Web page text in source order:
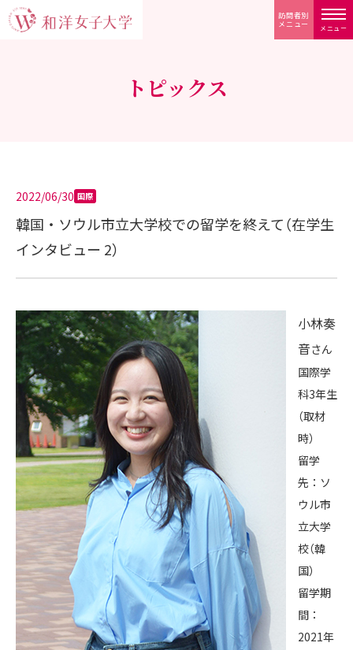
メニュー
訪問者別
メニュー
トピックス
2022/06/30 国際
韓国・ソウル市立大学校での留学を終えて（在学生
インタビュー 2）
小林奏
音さん
国際学
科3年生
（取材
時）
留学
先：ソ
ウル市
立大学
校（韓
国）
留学期
間：
2021年